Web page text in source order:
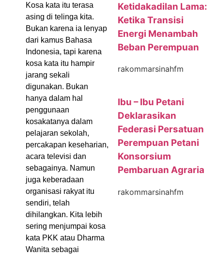
Kosa kata itu terasa
asing di telinga kita.
Bukan karena ia lenyap
dari kamus Bahasa
Indonesia, tapi karena
kosa kata itu hampir
jarang sekali
digunakan. Bukan
hanya dalam hal
penggunaan
kosakatanya dalam
pelajaran sekolah,
percakapan keseharian,
acara televisi dan
sebagainya. Namun
juga keberadaan
organisasi rakyat itu
sendiri, telah
dihilangkan. Kita lebih
sering menjumpai kosa
kata PKK atau Dharma
Wanita sebagai
Ketidakadilan Lama:
Ketika Transisi
Energi Menambah
Beban Perempuan
rakommarsinahfm
Ibu – Ibu Petani
Deklarasikan
Federasi Persatuan
Perempuan Petani
Konsorsium
Pembaruan Agraria
rakommarsinahfm